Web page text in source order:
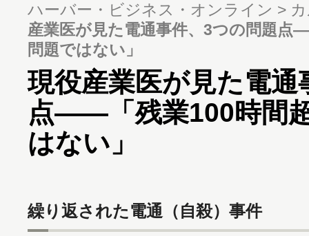
ハーバー・ビジネス・オンライン
産業医が見た電通事件、3つの問題
問題ではない」
現役産業医が見た電通
点――「残業100時間
はない」
繰り返された電通（自殺）事件